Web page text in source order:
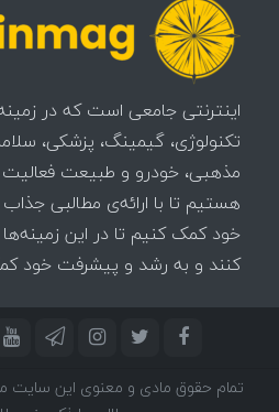
اینترنتی جامعی است که در
تکنولوژی، گیمینگ، پزشکی،
مذهبی، خودرو و طبیعت
هستیم تا با ارائه‌ی مطالبی
خود کمک کنیم تا در این
کنند و به رشد و پیشرفت خود
تمام حقوق مادی و معنوی این سایت